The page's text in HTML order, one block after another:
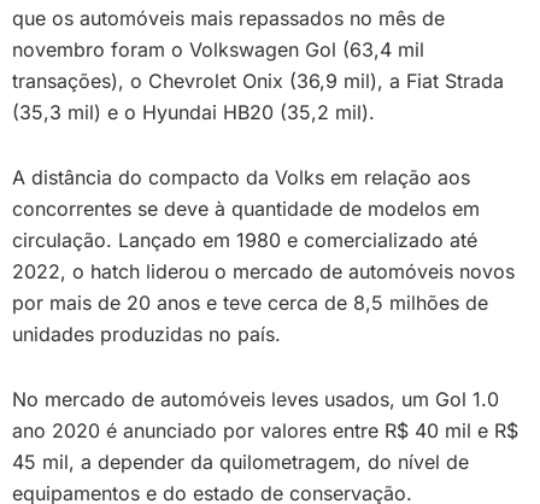
que os automóveis mais repassados no mês de
novembro foram o Volkswagen Gol (63,4 mil
transações), o Chevrolet Onix (36,9 mil), a Fiat Strada
(35,3 mil) e o Hyundai HB20 (35,2 mil).
A distância do compacto da Volks em relação aos
concorrentes se deve à quantidade de modelos em
circulação. Lançado em 1980 e comercializado até
2022, o hatch liderou o mercado de automóveis novos
por mais de 20 anos e teve cerca de 8,5 milhões de
unidades produzidas no país.
No mercado de automóveis leves usados, um Gol 1.0
ano 2020 é anunciado por valores entre R$ 40 mil e R$
45 mil, a depender da quilometragem, do nível de
equipamentos e do estado de conservação.